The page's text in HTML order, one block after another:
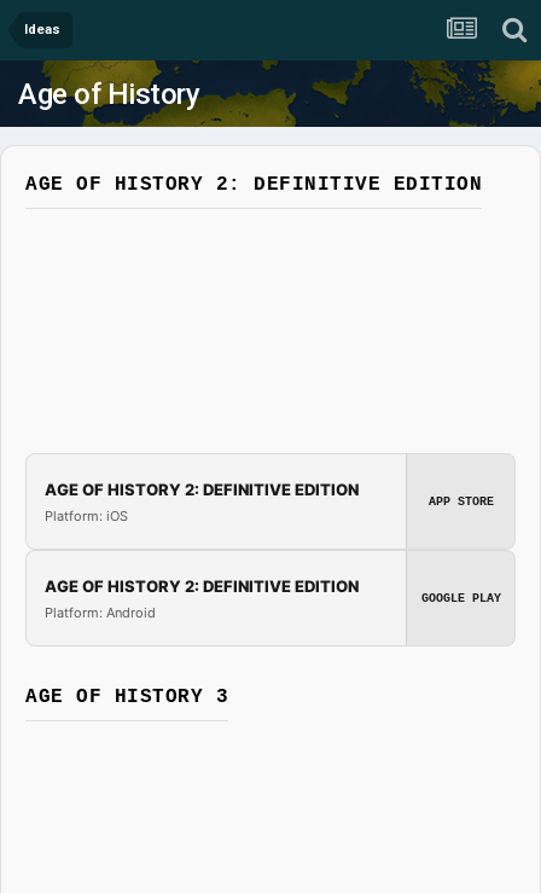
Ideas
Age of History
AGE OF HISTORY 2: DEFINITIVE EDITION
AGE OF HISTORY 2: DEFINITIVE EDITION
Platform: iOS
APP STORE
AGE OF HISTORY 2: DEFINITIVE EDITION
Platform: Android
GOOGLE PLAY
AGE OF HISTORY 3